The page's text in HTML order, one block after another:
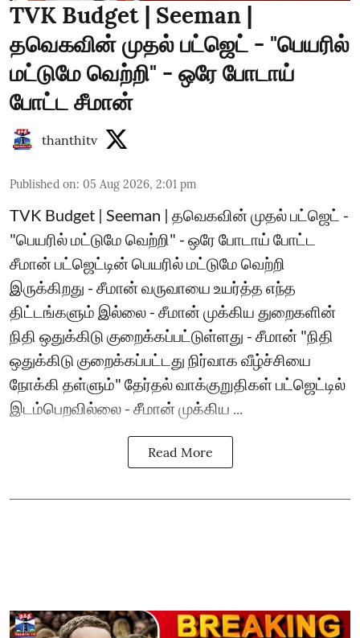
TVK Budget | Seeman |
தவெகவின் முதல் பட்ஜெட் - "பெயரில்
மட்டுமே வெற்றி" - ஒரே போடாய்
போட்ட சீமான்
thanthitv
Published on: 05 Aug 2026, 2:01 pm
TVK Budget | Seeman | தவெகவின் முதல் பட்ஜெட் -
"பெயரில் மட்டுமே வெற்றி" - ஒரே போடாய் போட்ட
சீமான் பட்ஜெட்டின் பெயரில் மட்டுமே வெற்றி
இருக்கிறது - சீமான் வருவாயை உயர்த்த எந்த
திட்டங்களும் இல்லை - சீமான் முக்கிய துறைகளின்
நிதி ஒதுக்கிடு குறைக்கப்பட்டுள்ளது - சீமான் "நிதி
ஒதுக்கிடு குறைக்கப்பட்டது நிர்வாக வீழ்ச்சியை
நோக்கி தள்ளும்" தேர்தல் வாக்குறுதிகள் பட்ஜெட்டில்
இடம்பெறவில்லை - சீமான் முக்கிய ...
Read More